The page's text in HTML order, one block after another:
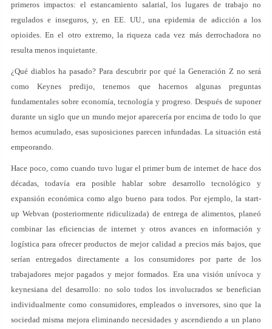
primeros impactos: el estancamiento salarial, los lugares de trabajo no
regulados e inseguros, y, en EE. UU., una epidemia de adicción a los
opioides. En el otro extremo, la riqueza cada vez más derrochadora no
resulta menos inquietante.
¿Qué diablos ha pasado? Para descubrir por qué la Generación Z no será
como Keynes predijo, tenemos que hacernos algunas preguntas
fundamentales sobre economía, tecnología y progreso. Después de suponer
durante un siglo que un mundo mejor aparecería por encima de todo lo que
hemos acumulado, esas suposiciones parecen infundadas. La situación está
empeorando.
Hace poco, como cuando tuvo lugar el primer bum de internet de hace dos
décadas, todavía era posible hablar sobre desarrollo tecnológico y
expansión económica como algo bueno para todos. Por ejemplo, la start-
up Webvan (posteriormente ridiculizada) de entrega de alimentos, planeó
combinar las eficiencias de internet y otros avances en información y
logística para ofrecer productos de mejor calidad a precios más bajos, que
serían entregados directamente a los consumidores por parte de los
trabajadores mejor pagados y mejor formados. Era una visión unívoca y
keynesiana del desarrollo: no solo todos los involucrados se benefician
individualmente como consumidores, empleados o inversores, sino que la
sociedad misma mejora eliminando necesidades y ascendiendo a un plano